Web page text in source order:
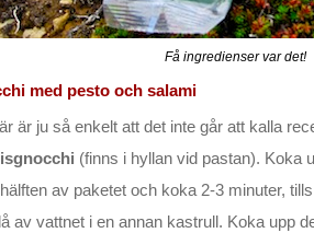
Få ingredienser var det!
med pesto och salami
är ju så enkelt att det inte går att kalla
(finns i hyllan vid pastan). Koka
av paketet och koka 2-3 minuter,
av vattnet i en annan kastrull. Koka upp